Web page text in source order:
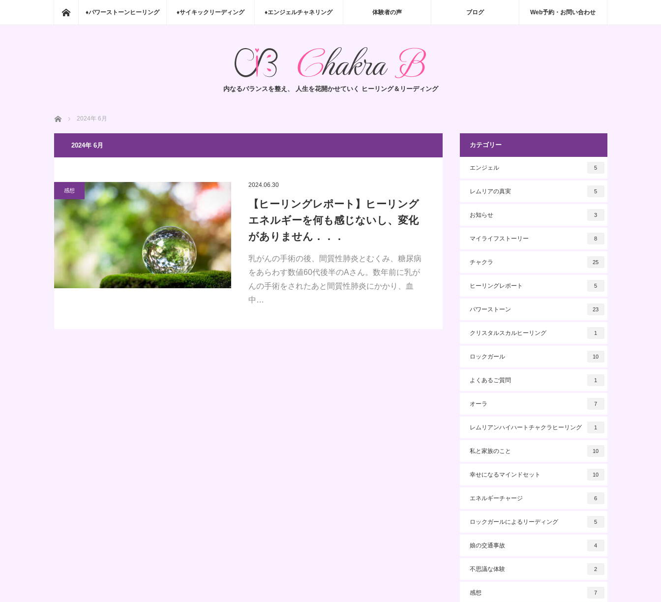
ホーム
♦パワーストーンヒーリング ♦サイキックリーディング ♦エンジェルチャネリング 体験者の声 ブログ Web予約・お問い合わせ
内なるバランスを整え、 人生を花開かせていく ヒーリング＆リーディング
ホーム 2024年 6月
2024年 6月
感想
2024.06.30
【ヒーリングレポート】ヒーリング
エネルギーを何も感じないし、変化
がありません．．．
乳がんの手術の後、間質性肺炎とむくみ、糖尿病
をあらわす数値60代後半のAさん。数年前に乳が
んの手術をされたあと間質性肺炎にかかり、血
中…
カテゴリー
エンジェル 5
レムリアの真実 5
お知らせ 3
マイライフストーリー 8
チャクラ 25
ヒーリングレポート 5
パワーストーン 23
クリスタルスカルヒーリング 1
ロックガール 10
よくあるご質問 1
オーラ 7
レムリアンハイハートチャクラヒーリング 1
私と家族のこと 10
幸せになるマインドセット 10
エネルギーチャージ 6
ロックガールによるリーディング 5
娘の交通事故 4
不思議な体験 2
感想 7